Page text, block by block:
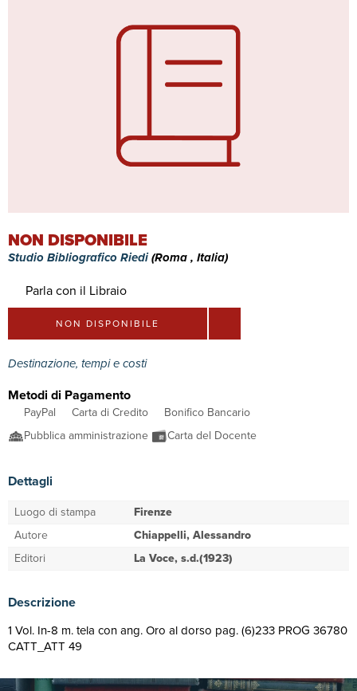
NON DISPONIBILE
Studio Bibliografico Riedi(Roma , Italia)
Parla con il Libraio
NON DISPONIBILE
Destinazione, tempi e costi
Metodi di Pagamento
PayPal Carta di Credito
Bonifico Bancario
Pubblica amministrazione
Carta del Docente
Dettagli
Luogo di stampa
Firenze
Autore
Chiappelli, Alessandro
Editori
La Voce, s.d.(1923)
Descrizione
1 Vol. In-8 m. tela con ang. Oro al dorso pag. (6)233 PROG 36780
CATT_ATT 49